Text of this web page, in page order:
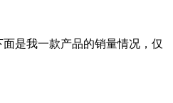
是我一款产品的销量情况，仅